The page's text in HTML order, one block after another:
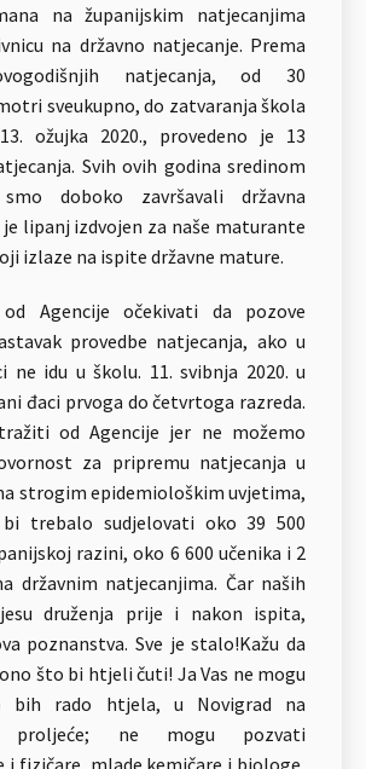
na županijskim natjecanjima
na državno natjecanje. Prema
natjecanja, od 30
sveukupno, do zatvaranja škola
ožujka 2020., provedeno je 13
Svih ovih godina sredinom
doboko završavali državna
lipanj izdvojen za naše maturante
izlaze na ispite državne mature.
Agencije očekivati da pozove
provedbe natjecanja, ako u
ne idu u školu. 11. svibnja 2020. u
đaci prvoga do četvrtoga razreda.
od Agencije jer ne možemo
za pripremu natjecanja u
strogim epidemiološkim uvjetima,
trebalo sudjelovati oko 39 500
razini, oko 6 600 učenika i 2
državnim natjecanjima. Čar naših
druženja prije i nakon ispita,
poznanstva. Sve je stalo!Kažu da
što bi htjeli čuti! Ja Vas ne mogu
bih rado htjela, u Novigrad na
proljeće; ne mogu pozvati